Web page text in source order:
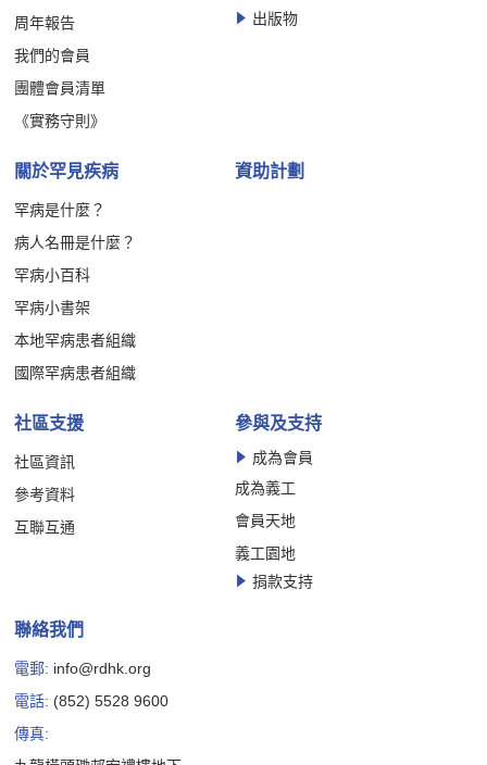
周年報告
我們的會員
團體會員清單
《實務守則》
出版物
關於罕見疾病
罕病是什麼？
病人名冊是什麼？
罕病小百科
罕病小書架
本地罕病患者組織
國際罕病患者組織
資助計劃
社區支援
社區資訊
參考資料
互聯互通
參與及支持
成為會員
成為義工
會員天地
義工園地
捐款支持
聯絡我們
電郵: info@rdhk.org
電話: (852) 5528 9600
傳真: